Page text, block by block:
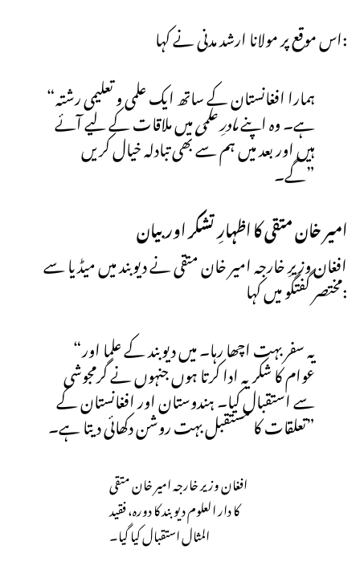
اس موقع پر مولانا ارشد مدنی نے کہا:
“ہمارا افغانستان کے ساتھ ایک علمی و تعلیمی رشتہ
ہے۔ وہ اپنےمادرِ علمیمیں ملاقات کے لیے آئے
ہیں اور بعد میں ہم سے بھی تبادلہ خیال کریں
گے۔”
امیر خان متقی کا اظہارِ تشکر اور بیان
افغان وزیرِ خارجہ امیر خان متقی نے دیوبند میں میڈیا سے
مختصر گفتگو میں کہا:
“یہ سفر بہت اچھا رہا۔ میں دیوبند کے علما اور
عوام کا شکریہ ادا کرتا ہوں جنہوں نے گرمجوشی
سے استقبال کیا۔ ہندوستان اور افغانستان کے
تعلقات کا مستقبل بہت روشن دکھائی دیتا ہے۔”
افغان وزیر خارجہ امیر خان متقی
کا دار العلوم دیوبند کا دورہ، فقید
المثال استقبال کیا گیا۔